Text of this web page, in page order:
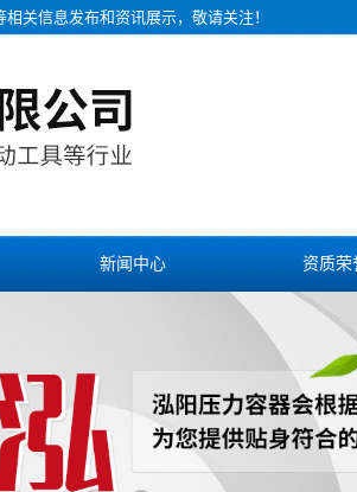
关信息发布和资讯展示，敬请关注！
新闻中心 资质荣